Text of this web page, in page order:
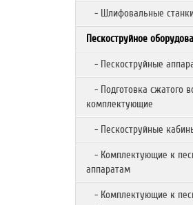
- Шлифовальные
Пескоструйное
- Пескоструйные
- Подготовка сжатого
комплектующие
- Пескоструйные
- Комплектующие к
аппаратам
- Комплектующие к